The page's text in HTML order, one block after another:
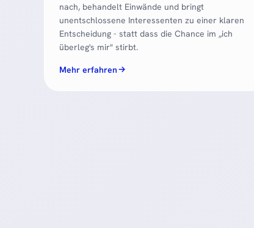
nach, behandelt Einwände und bringt
unentschlossene Interessenten zu einer klaren
Entscheidung - statt dass die Chance im „ich
überleg's mir" stirbt.
Mehr erfahren